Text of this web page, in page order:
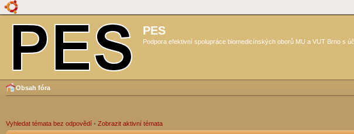
PES
Podpora efektivní spolupráce biomedicínských oborů MU a VUT Brno s
Obsah fóra
Vyhledat témata bez odpovědí • Zobrazit aktivní témata